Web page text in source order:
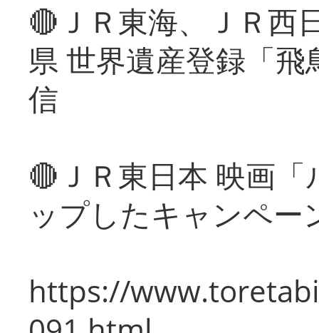
🔴ＪＲ東海、ＪＲ西
県 世界遺産登録「
信
🔴ＪＲ東日本 映画
ップしたキャンペー
https://